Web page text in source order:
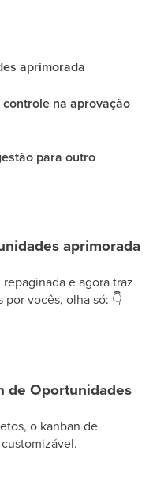
aprimorada
na aprovação
para outro
aprimorada
e agora traz
por vocês, olha só: 👇
de Oportunidades
o kanban de